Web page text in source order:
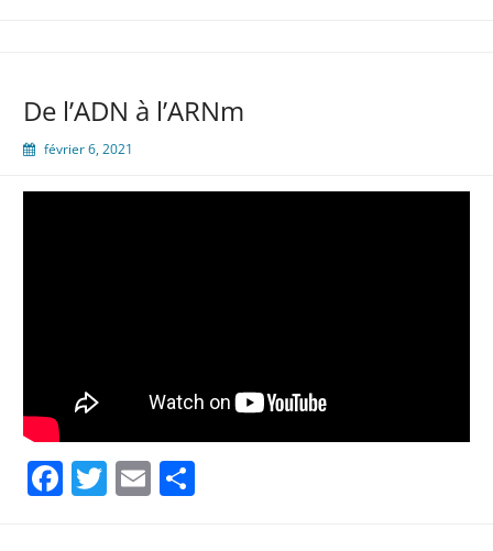
De l’ADN à l’ARNm
février 6, 2021
Facebook
Twitter
Email